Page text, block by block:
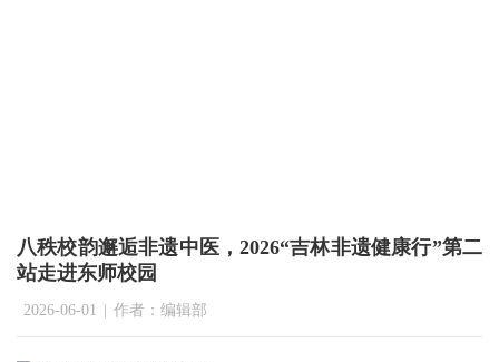
八秩校韵邂逅非遗中医，2026“吉林非遗健康行”第二
站走进东师校园
2026-06-01 | 作者：编辑部